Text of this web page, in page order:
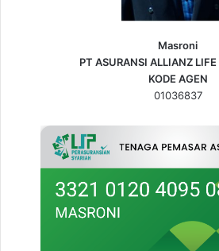
Masroni
PT ASURANSI ALLIANZ
KODE AGEN
01036837